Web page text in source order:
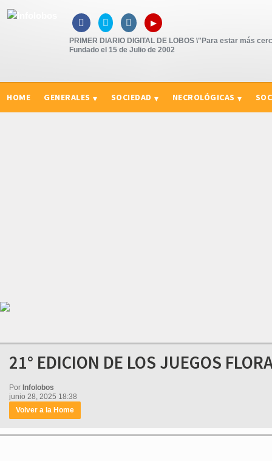
   ▸
PRIMER DIARIO DIGITAL DE LOBOS \"Para estar más
Fundado el 15 de Julio de 2002
HOME GENERALES SOCIEDAD NECROLÓGICAS
21° EDICION DE LOS JUEGOS
Por Infolobos
junio 28, 2025 18:38
Volver a la Home